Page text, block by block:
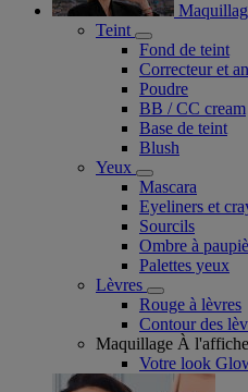
Teint
Fond de teint
Correcteur et
Poudre
BB / CC cream
Base de teint
Blush
Yeux
Mascara
Eyeliners et
Sourcils
Ombre à
Palettes yeux
Lèvres
Rouge à lèvres
Contour des
Maquillage À l'affiche
Votre look